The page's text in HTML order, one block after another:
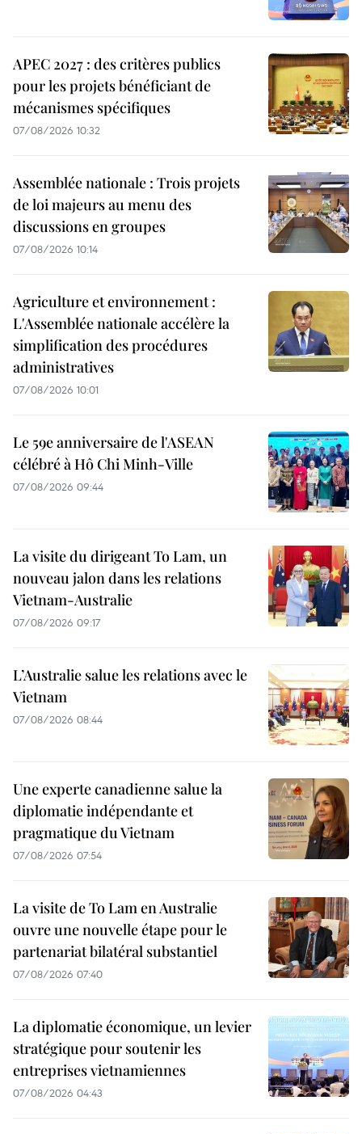
APEC 2027 : des critères publics
pour les projets bénéficiant de
mécanismes spécifiques
07/08/2026 10:32
Assemblée nationale : Trois projets
de loi majeurs au menu des
discussions en groupes
07/08/2026 10:14
Agriculture et environnement :
L'Assemblée nationale accélère la
simplification des procédures
administratives
07/08/2026 10:01
Le 59e anniversaire de l'ASEAN
célébré à Hô Chi Minh-Ville
07/08/2026 09:44
La visite du dirigeant To Lam, un
nouveau jalon dans les relations
Vietnam-Australie
07/08/2026 09:17
L’Australie salue les relations avec le
Vietnam
07/08/2026 08:44
Une experte canadienne salue la
diplomatie indépendante et
pragmatique du Vietnam
07/08/2026 07:54
La visite de To Lam en Australie
ouvre une nouvelle étape pour le
partenariat bilatéral substantiel
07/08/2026 07:40
La diplomatie économique, un levier
stratégique pour soutenir les
entreprises vietnamiennes
07/08/2026 04:43